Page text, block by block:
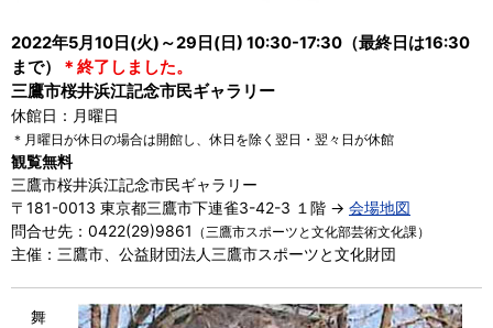
2022年5月10日(火)～29日(日) 10:30-17:30（最終日は16:30
まで）
＊終了しました。
三鷹市桜井浜江記念市民ギャラリー
休館日：月曜日
＊月曜日が休日の場合は開館し、休日を除く翌日・翌々日が休館
観覧無料
三鷹市桜井浜江記念市民ギャラリー
〒181-0013 東京都三鷹市下連雀3-42-3 １階 → 会場地図
問合せ先：0422(29)9861 （三鷹市スポーツと文化部芸術文化課）
主催：三鷹市、公益財団法人三鷹市スポーツと文化財団
舞